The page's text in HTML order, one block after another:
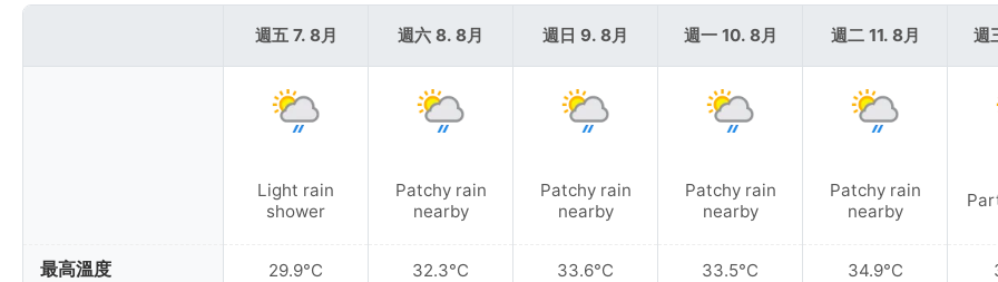
最高溫度
週五 7. 8月
Light rain
shower
29.9°C
週六 8. 8月
Patchy rain
nearby
32.3°C
週日 9. 8月
Patchy rain
nearby
33.6°C
週一 10. 8月
Patchy rain
nearby
33.5°C
週二 11. 8月
Patchy rain
nearby
34.9°C
週